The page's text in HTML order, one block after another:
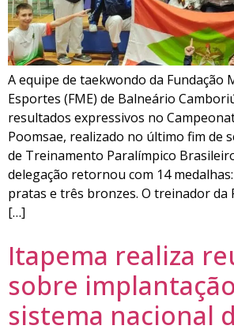
A equipe de taekwondo da Fundação
Esportes (FME) de Balneário
resultados expressivos no
Poomsae, realizado no último fim de
de Treinamento Paralímpico
delegação retornou com 14
pratas e três bronzes. O treinador da
[…]
Itapema realiza
sobre
sistema nacional